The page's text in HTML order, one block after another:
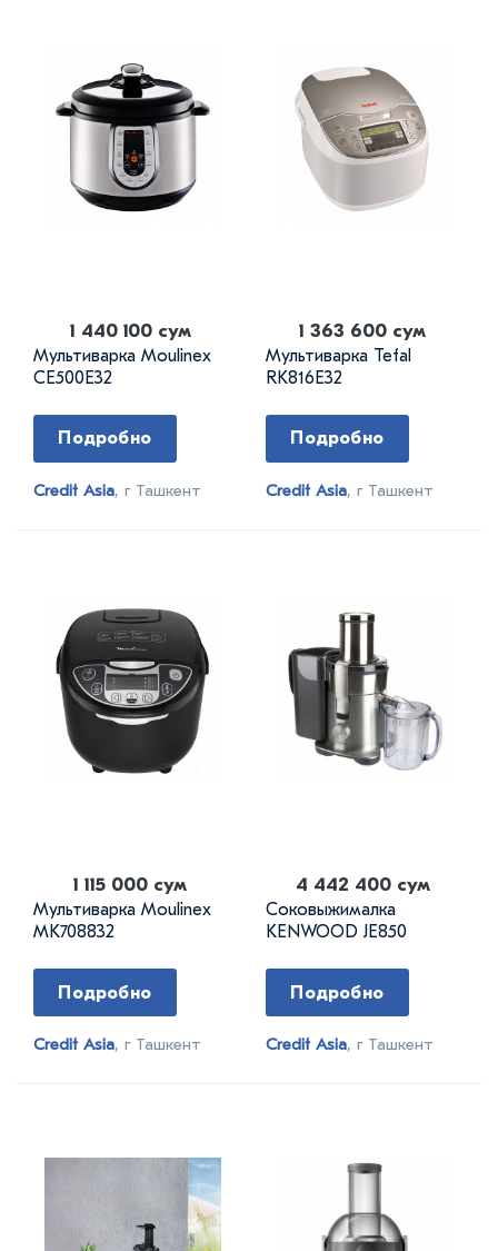
1 440 100 сум
Мультиварка Moulinex
CE500E32
Подробно
Credit Asia, г Ташкент
1 363 600 сум
Мультиварка Tefal
RK816E32
Подробно
Credit Asia, г Ташкент
1 115 000 сум
Мультиварка Moulinex
MK708832
Подробно
Credit Asia, г Ташкент
4 442 400 сум
Соковыжималка
KENWOOD JE850
Подробно
Credit Asia, г Ташкент